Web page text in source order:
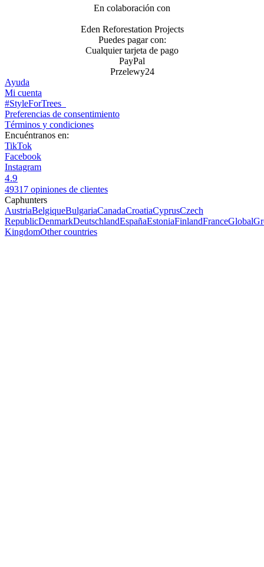
En colaboración con
Eden Reforestation Projects
Puedes pagar con:
Cualquier tarjeta de pago
PayPal
Przelewy24
Ayuda
Mi cuenta
#StyleForTrees
Preferencias de consentimiento
Términos y condiciones
Encuéntranos en:
TikTok
Facebook
Instagram
4.9
49317 opiniones de clientes
Caphunters
AustriaBelgiqueBulgariaCanadaCroatiaCyprusCzech
RepublicDenmarkDeutschlandEspañaEstoniaFinlandFranceGlobal
KingdomOther countries